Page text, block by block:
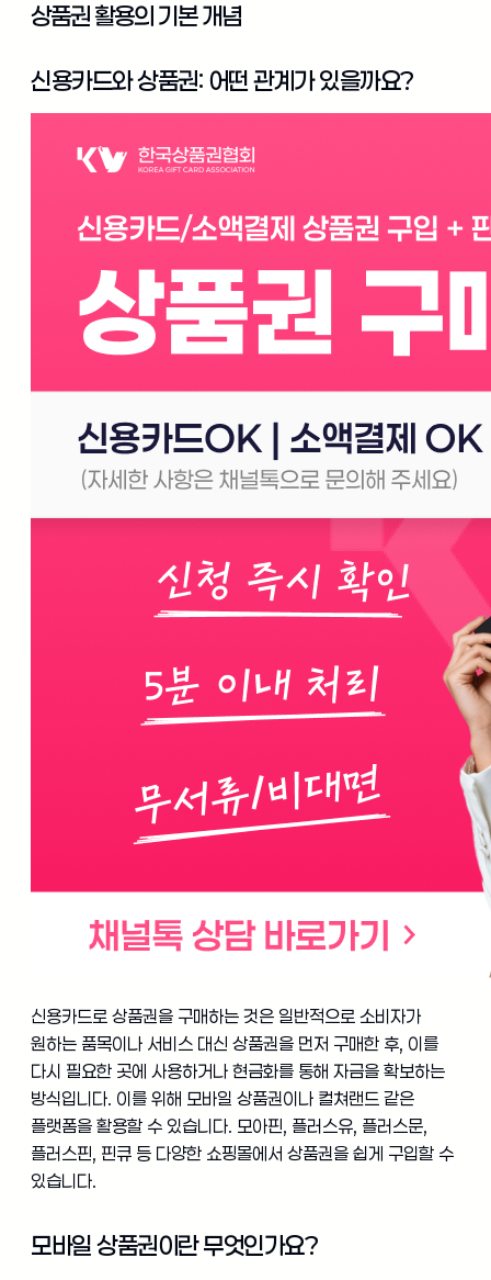
상품권 활용의 기본 개념
신용카드와 상품권: 어떤 관계가 있을까요?
신용카드로 상품권을 구매하는 것은 일반적으로 소비자가
원하는 품목이나 서비스 대신 상품권을 먼저 구매한 후, 이를
다시 필요한 곳에 사용하거나 현금화를 통해 자금을 확보하는
방식입니다. 이를 위해 모바일 상품권이나 컬쳐랜드 같은
플랫폼을 활용할 수 있습니다. 모아핀, 플러스유, 플러스문,
플러스핀, 핀큐 등 다양한 쇼핑몰에서 상품권을 쉽게 구입할 수
있습니다.
모바일 상품권이란 무엇인가요?